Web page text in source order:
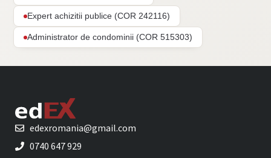
Expert achizitii publice (COR 242116)
Administrator de condominii (COR 515303)
edexromania@gmail.com
0740 647 929